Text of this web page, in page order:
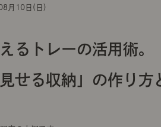
月10日(日)
るトレーの活用術。
せる収納」の作り方